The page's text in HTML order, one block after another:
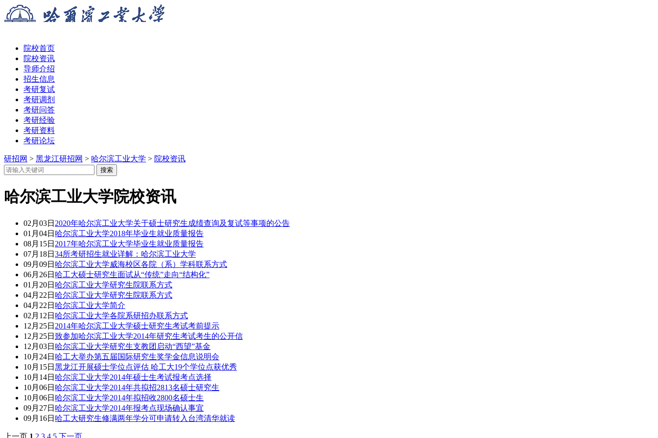
院校首页
院校资讯
导师介绍
招生信息
考研复试
考研调剂
考研问答
考研经验
考研资料
考研论坛
研招网 > 黑龙江研招网 > 哈尔滨工业大学 > 院校资讯
哈尔滨工业大学院校资讯
02月03日 2020年哈尔滨工业大学关于硕士研究生成绩查询及复试等事项的公告
01月04日 哈尔滨工业大学2018年毕业生就业质量报告
08月15日 2017年哈尔滨工业大学毕业生就业质量报告
07月18日 34所考研招生就业详解：哈尔滨工业大学
09月09日 哈尔滨工业大学威海校区各院（系）学科联系方式
06月26日 哈工大硕士研究生面试从“传统”走向“结构化”
01月20日 哈尔滨工业大学研究生院联系方式
04月22日 哈尔滨工业大学研究生院联系方式
04月22日 哈尔滨工业大学简介
02月12日 哈尔滨工业大学各院系研招办联系方式
12月25日 2014年哈尔滨工业大学硕士研究生考试考前提示
12月25日 致参加哈尔滨工业大学2014年研究生考试考生的公开信
12月03日 哈尔滨工业大学研究生支教团启动“西望”基金
10月24日 哈工大举办第五届国际研究生奖学金信息说明会
10月15日 黑龙江开展硕士学位点评估 哈工大19个学位点获优秀
10月14日 哈尔滨工业大学2014年硕士生考试报考点选择
10月06日 哈尔滨工业大学2014年共拟招2813名硕士研究生
10月06日 哈尔滨工业大学2014年拟招收2800名硕士生
09月27日 哈尔滨工业大学2014年报考点现场确认事宜
09月16日 哈工大研究生修满两年学分可申请转入台湾清华就读
上一页 1 2 3 4 5 下一页